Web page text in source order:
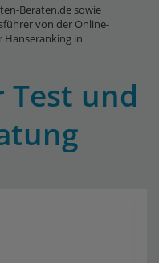
Beraten.de sowie
von der Online-
Hanseranking in
Test und